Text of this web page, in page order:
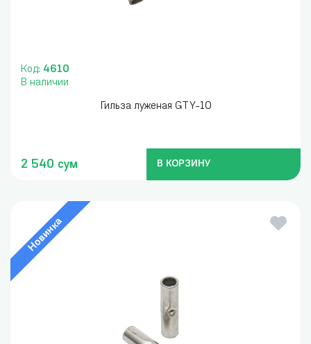
Код: 4610
В наличии
Гильза луженая GTY-10
2 540 сум В КОРЗИНУ
Новинка